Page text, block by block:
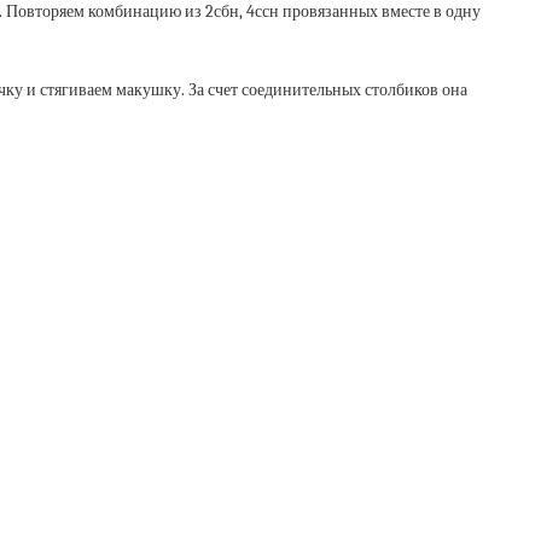
комбинацию из 2сбн, 4ссн провязанных вместе в одну
и стягиваем макушку. За счет соединительных столбиков она